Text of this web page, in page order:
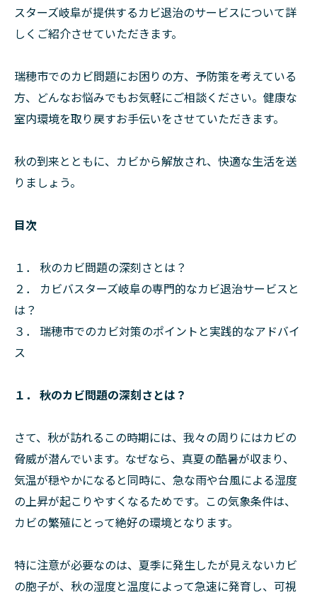
スターズ岐阜が提供するカビ退治のサービスについて詳
しくご紹介させていただきます。
瑞穂市でのカビ問題にお困りの方、予防策を考えている
方、どんなお悩みでもお気軽にご相談ください。健康な
室内環境を取り戻すお手伝いをさせていただきます。
秋の到来とともに、カビから解放され、快適な生活を送
りましょう。
目次
１． 秋のカビ問題の深刻さとは？
２． カビバスターズ岐阜の専門的なカビ退治サービスと
は？
３． 瑞穂市でのカビ対策のポイントと実践的なアドバイ
ス
１． 秋のカビ問題の深刻さとは？
さて、秋が訪れるこの時期には、我々の周りにはカビの
脅威が潜んでいます。なぜなら、真夏の酷暑が収まり、
気温が穏やかになると同時に、急な雨や台風による湿度
の上昇が起こりやすくなるためです。この気象条件は、
カビの繁殖にとって絶好の環境となります。
特に注意が必要なのは、夏季に発生したが見えないカビ
の胞子が、秋の湿度と温度によって急速に発育し、可視